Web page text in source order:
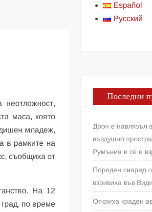
маса, която
младеж,
в рамките на
съобщиха от
На 12
град, по време
Español
Русский
Последни
Дрон е навлязъл
въздушно
Румъния и се е
Пореден снаряд
взривиха във
Откриха краден